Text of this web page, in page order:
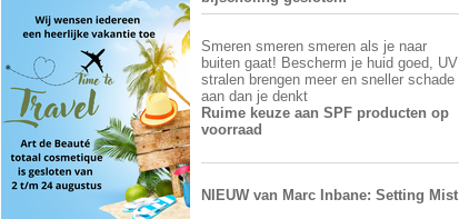
Smeren smeren smeren als je naar
buiten gaat! Bescherm je huid goed, UV
stralen brengen meer en sneller schade
aan dan je denkt
Ruime keuze aan SPF producten op
voorraad
NIEUW van Marc Inbane: Setting Mist